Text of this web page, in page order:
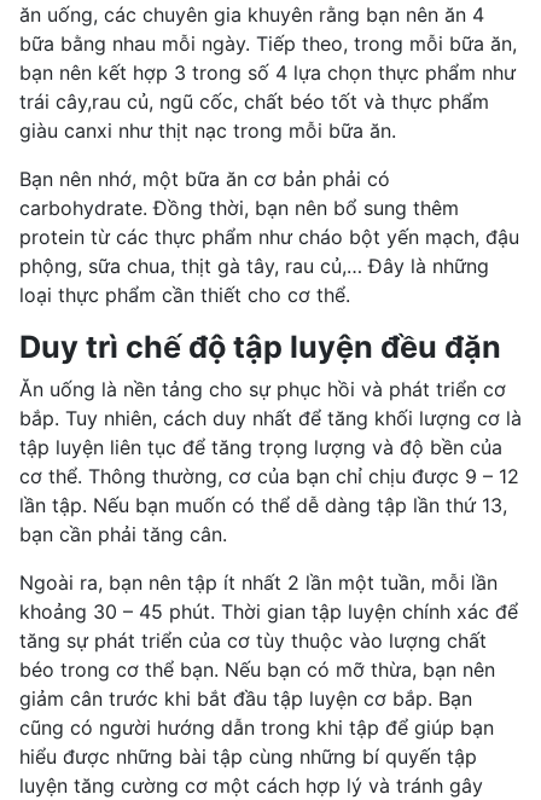
ăn uống, các chuyên gia khuyên rằng bạn nên ăn 4
bữa bằng nhau mỗi ngày. Tiếp theo, trong mỗi bữa ăn,
bạn nên kết hợp 3 trong số 4 lựa chọn thực phẩm như
trái cây,rau củ, ngũ cốc, chất béo tốt và thực phẩm
giàu canxi như thịt nạc trong mỗi bữa ăn.
Bạn nên nhớ, một bữa ăn cơ bản phải có
carbohydrate. Đồng thời, bạn nên bổ sung thêm
protein từ các thực phẩm như cháo bột yến mạch, đậu
phộng, sữa chua, thịt gà tây, rau củ,… Đây là những
loại thực phẩm cần thiết cho cơ thể.
Duy trì chế độ tập luyện đều đặn
Ăn uống là nền tảng cho sự phục hồi và phát triển cơ
bắp. Tuy nhiên, cách duy nhất để tăng khối lượng cơ là
tập luyện liên tục để tăng trọng lượng và độ bền của
cơ thể. Thông thường, cơ của bạn chỉ chịu được 9 – 12
lần tập. Nếu bạn muốn có thể dễ dàng tập lần thứ 13,
bạn cần phải tăng cân.
Ngoài ra, bạn nên tập ít nhất 2 lần một tuần, mỗi lần
khoảng 30 – 45 phút. Thời gian tập luyện chính xác để
tăng sự phát triển của cơ tùy thuộc vào lượng chất
béo trong cơ thể bạn. Nếu bạn có mỡ thừa, bạn nên
giảm cân trước khi bắt đầu tập luyện cơ bắp. Bạn
cũng có người hướng dẫn trong khi tập để giúp bạn
hiểu được những bài tập cùng những bí quyến tập
luyện tăng cường cơ một cách hợp lý và tránh gây